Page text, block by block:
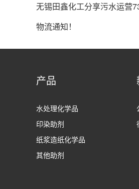
无锡田鑫化工分享污水运营
物流通知！
产品
水处理化学品
印染助剂
纸浆造纸化学品
其他助剂